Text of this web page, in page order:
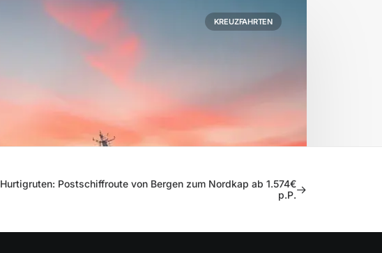
KREUZFAHRTEN
Hurtigruten: Postschiffroute von Bergen zum Nordkap ab 1.574€
p.P.